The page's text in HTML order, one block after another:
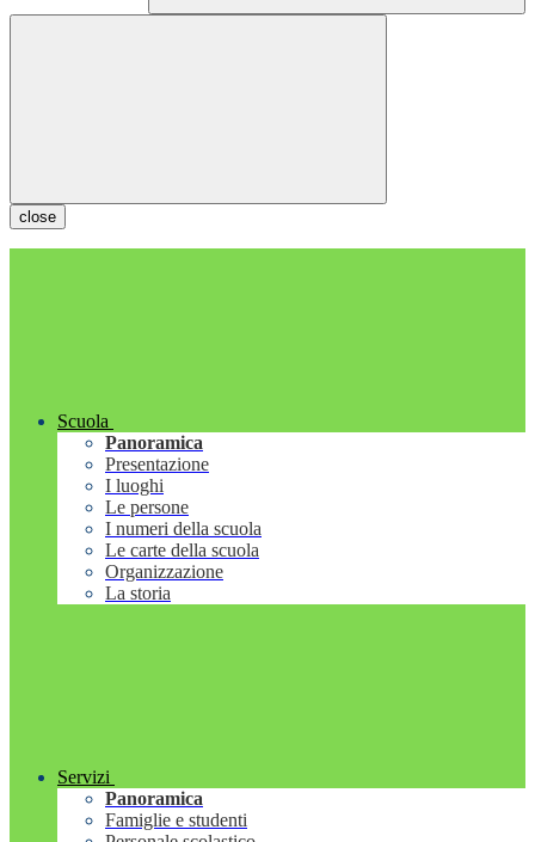
close
Scuola
Panoramica
Presentazione
I luoghi
Le persone
I numeri della scuola
Le carte della scuola
Organizzazione
La storia
Servizi
Panoramica
Famiglie e studenti